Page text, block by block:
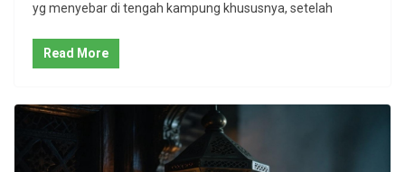
yg menyebar di tengah kampung khususnya, setelah
Read More